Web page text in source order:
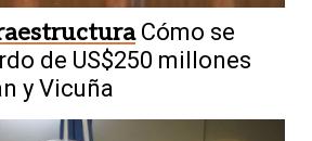
Cómo se
de US$250 millones
y Vicuña